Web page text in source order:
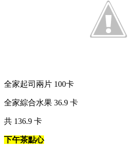
全家起司兩片 100卡
全家綜合水果 36.9 卡
共 136.9 卡
下午茶點心